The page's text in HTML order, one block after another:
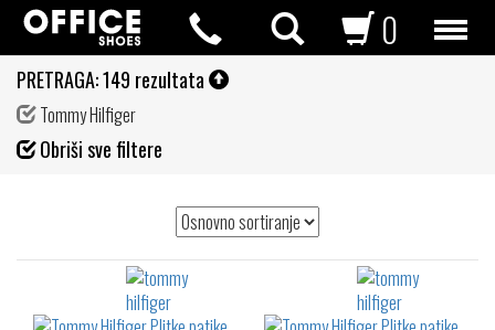
0
PRETRAGA:149 rezultata
Tommy Hilfiger
Obriši sve filtere